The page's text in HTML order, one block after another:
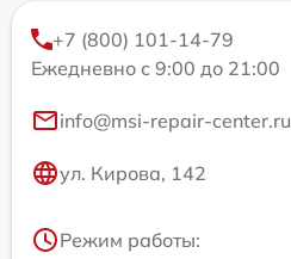
+7 (800) 101-14-79
Ежедневно с 9:00 до 21:00
info@msi-repair-center.ru
ул. Кирова, 142
Режим работы: